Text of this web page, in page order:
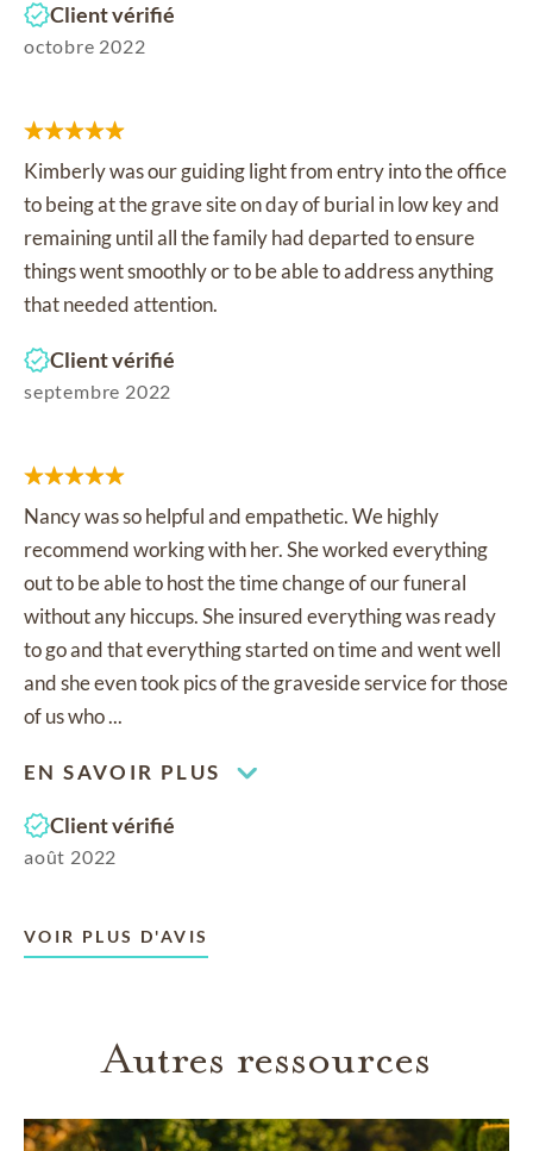
Client vérifié
octobre 2022
Kimberly was our guiding light from entry into the office
to being at the grave site on day of burial in low key and
remaining until all the family had departed to ensure
things went smoothly or to be able to address anything
that needed attention.
Client vérifié
septembre 2022
Nancy was so helpful and empathetic. We highly
recommend working with her. She worked everything
out to be able to host the time change of our funeral
without any hiccups. She insured everything was ready
to go and that everything started on time and went well
and she even took pics of the graveside service for those
of us who ...
EN SAVOIR PLUS
Client vérifié
août 2022
VOIR PLUS D'AVIS
Autres ressources